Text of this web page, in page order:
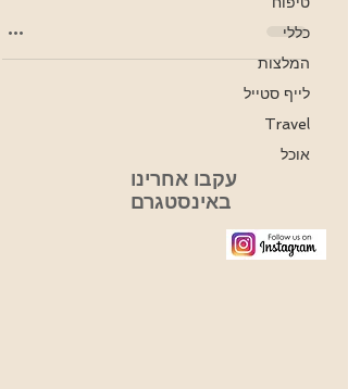
כללי
המלצות
לייף סטייל
Travel
אוכל
עקבו אחרינו
באינסטגרם